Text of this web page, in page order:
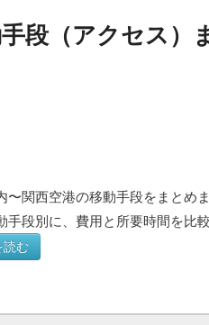
段（アクセス）
〜関西空港の移動手段をまとめ
手段別に、費用と所要時間を比
読む